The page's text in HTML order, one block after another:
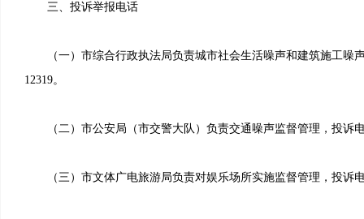
三、投诉举报电话
（一）市综合行政执法局负责城市社会生活噪声和建筑施工噪
12319。
（二）市公安局（市交警大队）负责交通噪声监督管理，投诉电
（三）市文体广电旅游局负责对娱乐场所实施监督管理，投诉电